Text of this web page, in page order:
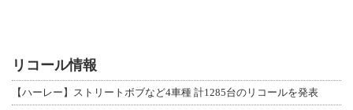
リコール情報
【ハーレー】ストリートボブなど4車種 計1285台のリコールを発表